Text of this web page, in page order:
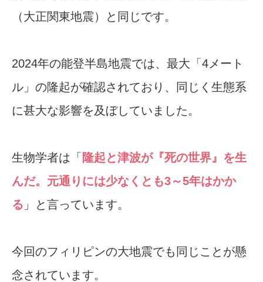
（大正関東地震）と同じです。
2024年の能登半島地震では、最大「4メート
ル」の隆起が確認されており、同じく生態系
に甚大な影響を及ぼしていました。
生物学者は「 隆起と津波が『死の世界』を生
んだ。元通りには少なくとも3～5年はかか
る 」と言っています。
今回のフィリピンの大地震でも同じことが懸
念されています。